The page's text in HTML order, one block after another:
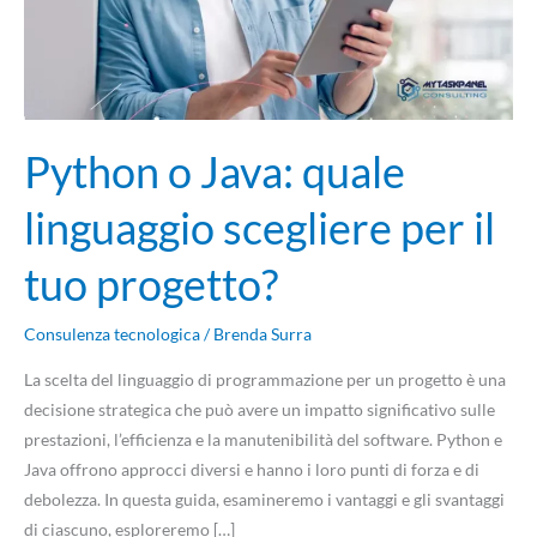
Python o Java: quale
linguaggio scegliere per il
tuo progetto?
Consulenza tecnologica/Brenda Surra
La scelta del linguaggio di programmazione per un progetto è una
decisione strategica che può avere un impatto significativo sulle
prestazioni, l’efficienza e la manutenibilità del software. Python e
Java offrono approcci diversi e hanno i loro punti di forza e di
debolezza. In questa guida, esamineremo i vantaggi e gli svantaggi
di ciascuno, esploreremo […]
progetto?